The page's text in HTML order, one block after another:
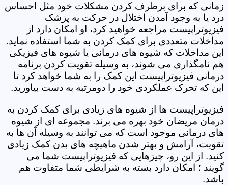
زمانی که برای برطرف کردن مشکلات خود مثل احساس
درد یا به وجود آمدن اختلال در حرکت به پزشک
فیزیوتراپیست مراجعه خواهید کرد، او امکان دارد از
مداخلات متعددی برای کمک کردن به شما استفاده نماید.
این مداخلات که شیوه های درمانی یا شیوه های فیزیکی
هم نامگذاری می شوند، به وسیله تقویت کردن برنامه
درمانی فیزیوتراپیست این کمک را به شما خواهد کرد تا
این که تحرک عملکردی خود را دومرتبه به دست بیاورید.
فیزیوتراپیست ها از شیوه های زیادی برای کمک کردن به
درمان مریضان خود بهره می برند. مجموعه ای از شیوه
های درمانی موجود است که می توانند به وسیله آن ها به
تقویت، آرامش و بهتر شدن ماهیچه های بدن کمک زیادی
کنید. از این رو، چیزهایی که فیزیوتراپیست شما می
گویند ؛ امکان دارد بسته به شرایطی شما متفاوت هم
باشد.